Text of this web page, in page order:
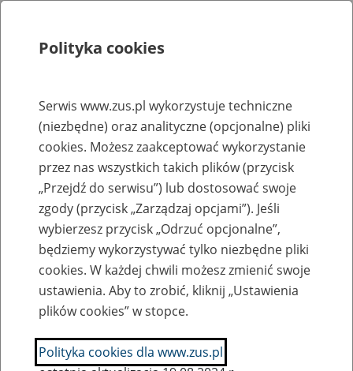
Rejestry, ewidencje i archiwa
Baza zlikwidowanych lub
przekształconych zakładów pracy
Nazwa zakładu pracy:
SZUKAJ
Polityka cookies
Serwis www.zus.pl wykorzystuje techniczne
(niezbędne) oraz analityczne (opcjonalne) pliki
cookies. Możesz zaakceptować wykorzystanie
przez nas wszystkich takich plików (przycisk
„Przejdź do serwisu”) lub dostosować swoje
zgody (przycisk „Zarządzaj opcjami”). Jeśli
wybierzesz przycisk „Odrzuć opcjonalne”,
będziemy wykorzystywać tylko niezbędne pliki
cookies. W każdej chwili możesz zmienić swoje
ustawienia. Aby to zrobić, kliknij „Ustawienia
plików cookies” w stopce.
Polityka cookies dla www.zus.pl